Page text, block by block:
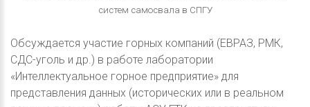
систем самосвала в СПГУ
Обсуждается участие горных компаний (ЕВРАЗ, РМК,
СДС-уголь и др.) в работе лаборатории
«Интеллектуальное горное предприятие» для
представления данных (исторических или в реальном